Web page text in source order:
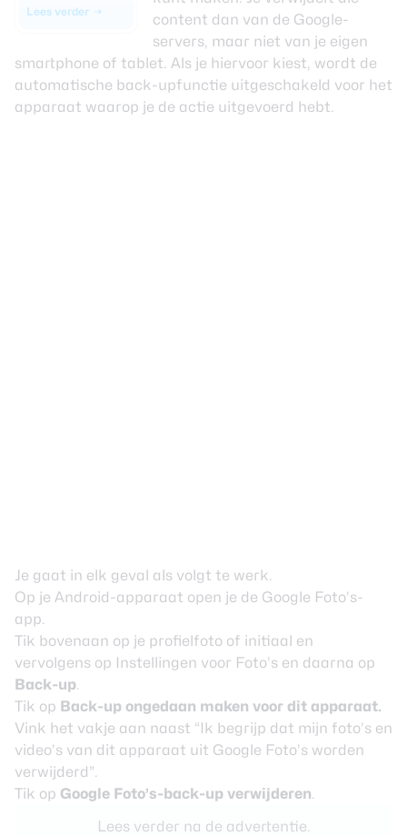
Lees verder
content dan van de Google-
servers, maar niet van je eigen
smartphone of tablet. Als je hiervoor kiest, wordt de
automatische back-upfunctie uitgeschakeld voor het
apparaat waarop je de actie uitgevoerd hebt.
Je gaat in elk geval als volgt te werk.
Op je Android-apparaat open je de Google Foto’s-
app.
Tik bovenaan op je profielfoto of initiaal en
vervolgens op Instellingen voor Foto’s en daarna op
Back-up.
Tik op Back-up ongedaan maken voor dit apparaat.
Vink het vakje aan naast “Ik begrijp dat mijn foto’s en
video’s van dit apparaat uit Google Foto’s worden
verwijderd”.
Tik op Google Foto’s-back-up verwijderen.
Lees verder na de advertentie.